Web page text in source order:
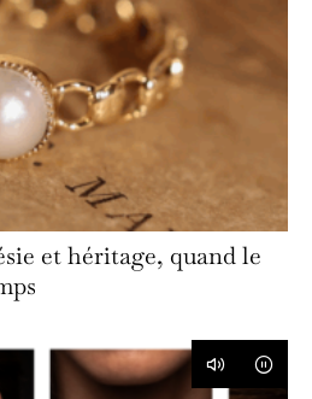
et héritage, quand le